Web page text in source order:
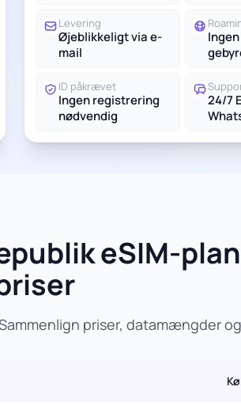
Levering
Øjeblikkeligt via e-
mail
ID påkrævet
Ingen registrering
nødvendig
24/7
eSIM-
priser, datamængder